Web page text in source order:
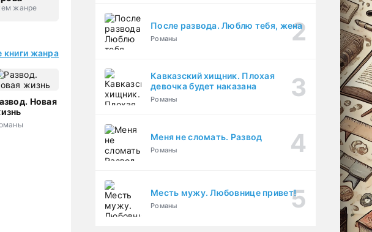
жанре
книги жанра
Новая
После развода. Люблю тебя, жена
Романы
Кавказский хищник. Плохая
девочка будет наказана
Романы
Меня не сломать. Развод
Романы
Месть мужу. Любовнице привет!
Романы